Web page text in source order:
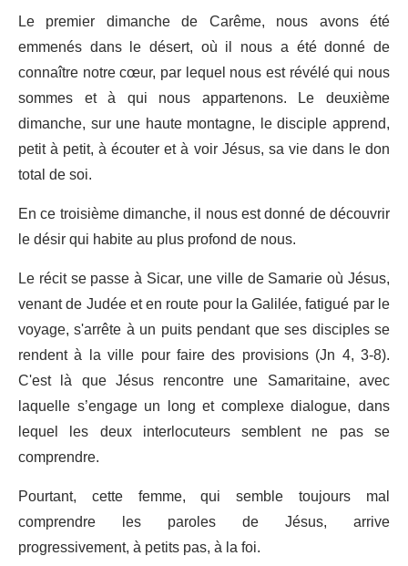
Le premier dimanche de Carême, nous avons été
emmenés dans le désert, où il nous a été donné de
connaître notre cœur, par lequel nous est révélé qui nous
sommes et à qui nous appartenons. Le deuxième
dimanche, sur une haute montagne, le disciple apprend,
petit à petit, à écouter et à voir Jésus, sa vie dans le don
total de soi.
En ce troisième dimanche, il nous est donné de découvrir
le désir qui habite au plus profond de nous.
Le récit se passe à Sicar, une ville de Samarie où Jésus,
venant de Judée et en route pour la Galilée, fatigué par le
voyage, s'arrête à un puits pendant que ses disciples se
rendent à la ville pour faire des provisions (Jn 4, 3-8).
C'est là que Jésus rencontre une Samaritaine, avec
laquelle s’engage un long et complexe dialogue, dans
lequel les deux interlocuteurs semblent ne pas se
comprendre.
Pourtant, cette femme, qui semble toujours mal
comprendre les paroles de Jésus, arrive
progressivement, à petits pas, à la foi.